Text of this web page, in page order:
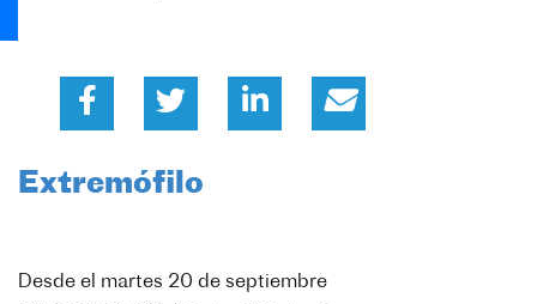
Extremófilo
Desde el martes 20 de septiembre